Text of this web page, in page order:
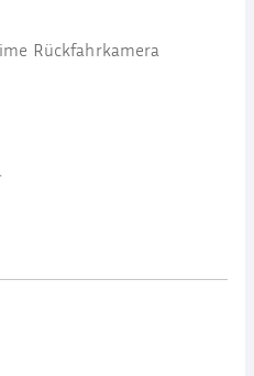
Rückfahrkamera